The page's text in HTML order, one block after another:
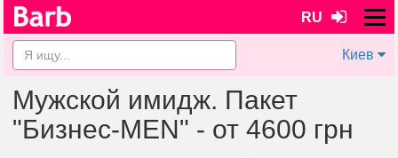
RU
Киев
Мужской имидж. Пакет
"Бизнес-MEN" - от 4600 грн